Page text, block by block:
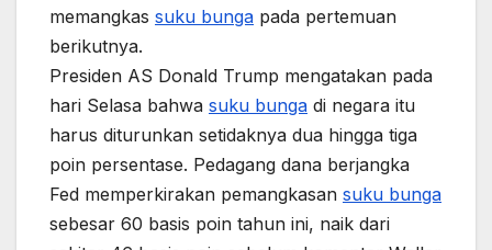
memangkas suku bunga pada pertemuan
berikutnya.
Presiden AS Donald Trump mengatakan pada
hari Selasa bahwa suku bunga di negara itu
harus diturunkan setidaknya dua hingga tiga
poin persentase. Pedagang dana berjangka
Fed memperkirakan pemangkasan suku bunga
sebesar 60 basis poin tahun ini, naik dari